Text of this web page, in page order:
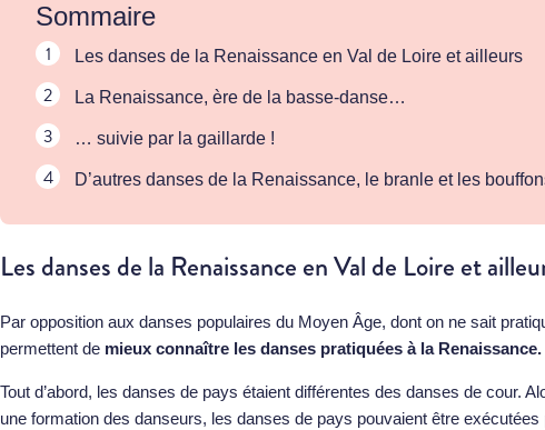
Sommaire
Les danses de la Renaissance en Val de Loire et ailleurs
La Renaissance, ère de la basse-danse…
… suivie par la gaillarde !
D’autres danses de la Renaissance, le branle et les
Les danses de la Renaissance en Val de Loire et
Par opposition aux danses populaires du Moyen Âge, dont on ne sait
permettent de mieux connaître les danses pratiquées à la Renaissance.
Tout d’abord, les danses de pays étaient différentes des danses de cour.
une formation des danseurs, les danses de pays pouvaient être exécutées